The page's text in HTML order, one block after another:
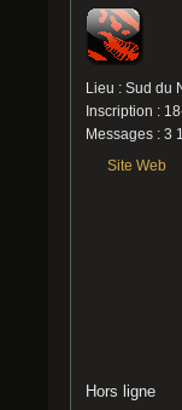
Lieu : Sud du
Inscription :
Messages : 3
Site Web
Hors ligne